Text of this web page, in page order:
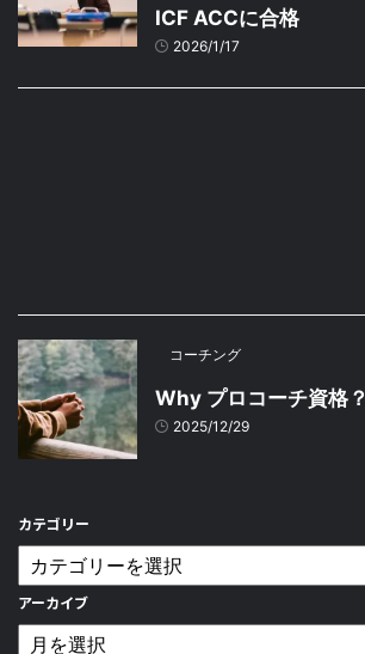
ICF ACCに合格
2026/1/17
コーチング
Why プロコーチ資格？
2025/12/29
カテゴリー
アーカイブ